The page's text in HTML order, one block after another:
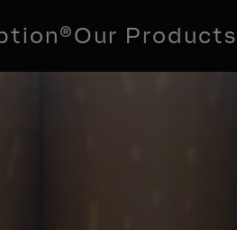
Our Products